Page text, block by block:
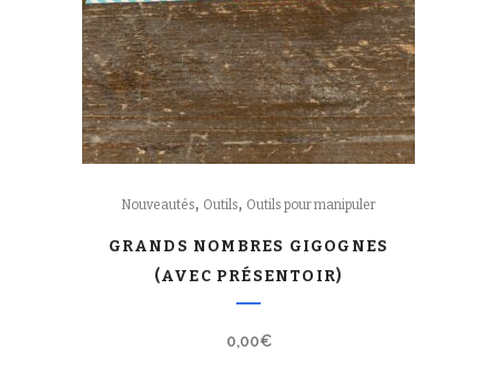
Nouveautés, Outils, Outils pour manipuler
GRANDS NOMBRES GIGOGNES
(AVEC PRÉSENTOIR)
0,00€